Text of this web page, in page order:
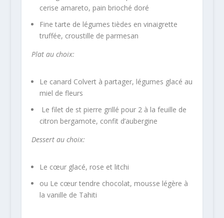
cerise amareto, pain brioché doré
Fine tarte de légumes tièdes en vinaigrette
truffée, croustille de parmesan
Plat au choix:
Le canard Colvert à partager, légumes glacé au
miel de fleurs
Le filet de st pierre grillé pour 2 à la feuille de
citron bergamote, confit d’aubergine
Dessert au choix:
Le cœur glacé, rose et litchi
ou Le cœur tendre chocolat, mousse légère à
la vanille de Tahiti